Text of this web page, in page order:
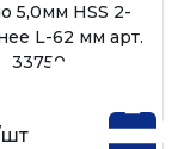
5,0мм HSS 2-
L-62 мм арт.
33750